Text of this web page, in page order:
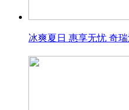
冰爽夏日 惠享无忧 奇